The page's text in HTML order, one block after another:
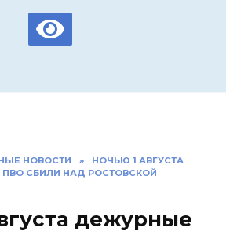
НОВОСТИ »
НОЧЬЮ 1 АВГУСТА
СБИЛИ НАД РОСТОВСКОЙ
дежурные